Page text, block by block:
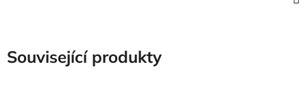
Související produkty